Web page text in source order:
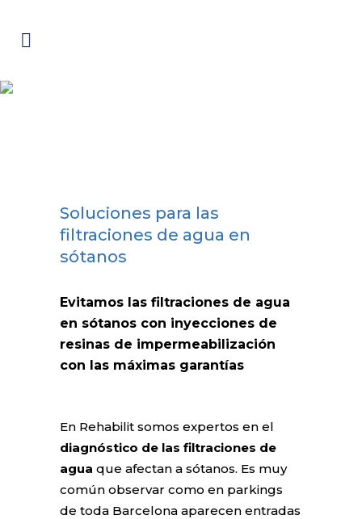
Soluciones para las
filtraciones de agua en
sótanos
Evitamos las filtraciones de agua
en sótanos con inyecciones de
resinas de impermeabilización
con las máximas garantías
En Rehabilit somos expertos en el
diagnóstico de las filtraciones de
agua que afectan a sótanos. Es muy
común observar como en parkings
de toda Barcelona aparecen entradas